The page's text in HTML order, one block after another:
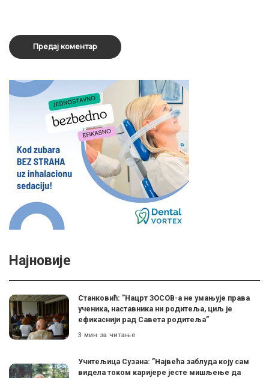
Најновије
Станковић: ”Нацрт ЗОСОВ-а не умањује права
ученика, наставника ни родитеља, циљ је
ефикаснији рад Савета родитеља”
3 мин за читање
Учитељица Сузана: ”Највећа заблуда коју сам
видела током каријере јесте мишљење да